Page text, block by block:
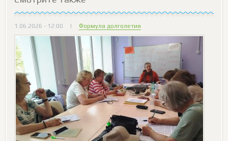
1.06.2026 - 12:00 | Формула долголетия